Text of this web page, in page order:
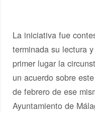
La iniciativa fue
terminada su lectura
primer lugar la
un acuerdo sobre
de febrero de ese
Ayuntamiento de